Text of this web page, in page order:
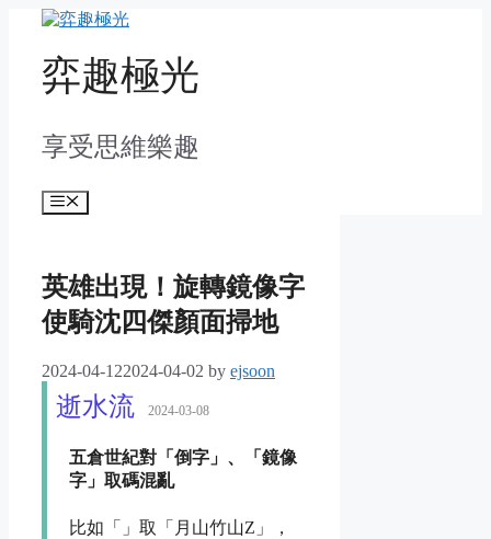
content弈趣極光
享受思維樂趣
Menu
英雄出現！旋轉鏡像字
使騎沈四傑顏面掃地
2024-04-122024-04-02 by ejsoon
逝水流 2024-03-08
五倉世紀對「倒字」、「鏡像
字」取碼混亂
比如「
」取「月山竹山Z」，